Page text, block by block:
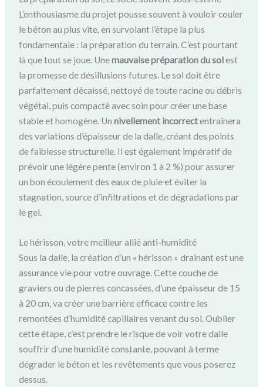
L’enthousiasme du projet pousse souvent à vouloir couler
le béton au plus vite, en survolant l’étape la plus
fondamentale : la préparation du terrain. C’est pourtant
là que tout se joue. Unemauvaise préparation du solest
la promesse de désillusions futures. Le sol doit être
parfaitement décaissé, nettoyé de toute racine ou débris
végétal, puis compacté avec soin pour créer une base
stable et homogène. Unnivellement incorrectentraînera
des variations d’épaisseur de la dalle, créant des points
de faiblesse structurelle. Il est également impératif de
prévoir une légère pente (environ 1 à 2 %) pour assurer
un bon écoulement des eaux de pluie et éviter la
stagnation, source d’infiltrations et de dégradations par
le gel.
Le hérisson, votre meilleur allié anti-humidité
Sous la dalle, la création d’un « hérisson » drainant est une
assurance vie pour votre ouvrage. Cette couche de
graviers ou de pierres concassées, d’une épaisseur de 15
à 20 cm, va créer une barrière efficace contre les
remontées d’humidité capillaires venant du sol. Oublier
cette étape, c’est prendre le risque de voir votre dalle
souffrir d’une humidité constante, pouvant à terme
dégrader le béton et les revêtements que vous poserez
dessus.